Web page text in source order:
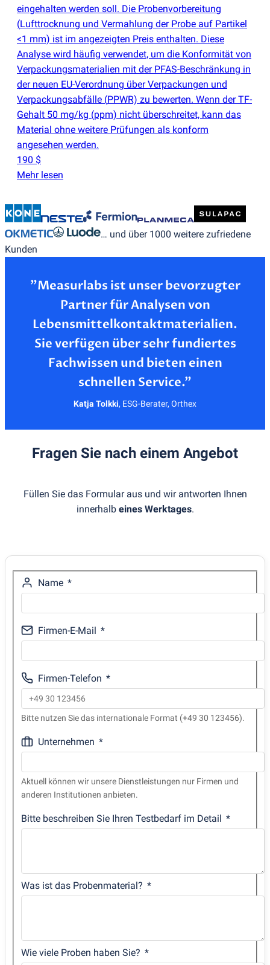
eingehalten werden soll. Die Probenvorbereitung
(Lufttrocknung und Vermahlung der Probe auf Partikel
<1 mm) ist im angezeigten Preis enthalten. Diese
Analyse wird häufig verwendet, um die Konformität von
Verpackungsmaterialien mit der PFAS-Beschränkung in
der neuen EU-Verordnung über Verpackungen und
Verpackungsabfälle (PPWR) zu bewerten. Wenn der TF-
Gehalt 50 mg/kg (ppm) nicht überschreitet, kann das
Material ohne weitere Prüfungen als konform
angesehen werden.
190 $
Mehr lesen
… und über 1000 weitere zufriedene
Kunden
”Measurlabs ist unser bevorzugter
Partner für Analysen von
Lebensmittelkontaktmaterialien.
Sie verfügen über sehr fundiertes
Fachwissen und bieten einen
Katja Tolkki, ESG-Berater, Orthex
Fragen Sie nach einem Angebot
Füllen Sie das Formular aus und wir antworten Ihnen
innerhalb eines Werktages.
Name
Firmen-E-Mail
Firmen-Telefon
Bitte nutzen Sie das internationale Format (+49 30 123456).
Unternehmen
Aktuell können wir unsere Dienstleistungen nur Firmen und
anderen Institutionen anbieten.
Bitte beschreiben Sie Ihren Testbedarf im Detail
Was ist das Probenmaterial?
Wie viele Proben haben Sie?